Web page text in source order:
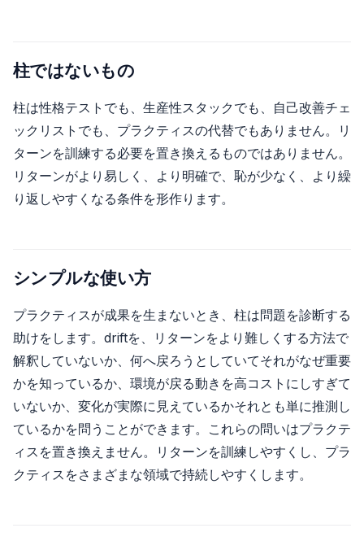
柱ではないもの
柱は性格テストでも、生産性スタックでも、自己改善チェ
ックリストでも、プラクティスの代替でもありません。リ
ターンを訓練する必要を置き換えるものではありません。
リターンがより易しく、より明確で、恥が少なく、より繰
り返しやすくなる条件を形作ります。
シンプルな使い方
プラクティスが成果を生まないとき、柱は問題を診断する
助けをします。driftを、リターンをより難しくする方法で
解釈していないか、何へ戻ろうとしていてそれがなぜ重要
かを知っているか、環境が戻る動きを高コストにしすぎて
いないか、変化が実際に見えているかそれとも単に推測し
ているかを問うことができます。これらの問いはプラクテ
ィスを置き換えません。リターンを訓練しやすくし、プラ
クティスをさまざまな領域で持続しやすくします。